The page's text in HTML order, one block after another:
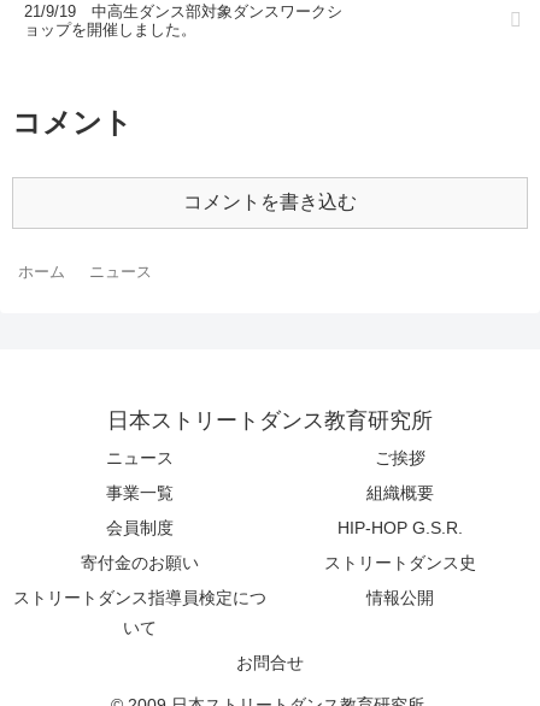
21/9/19 中高生ダンス部対象ダンスワークシ
ョップを開催しました。
コメント
コメントを書き込む
ホーム ニュース
日本ストリートダンス教育研究所
ニュース
ご挨拶
事業一覧
組織概要
会員制度
HIP-HOP G.S.R.
寄付金のお願い
ストリートダンス史
ストリートダンス指導員検定につ
いて
情報公開
お問合せ